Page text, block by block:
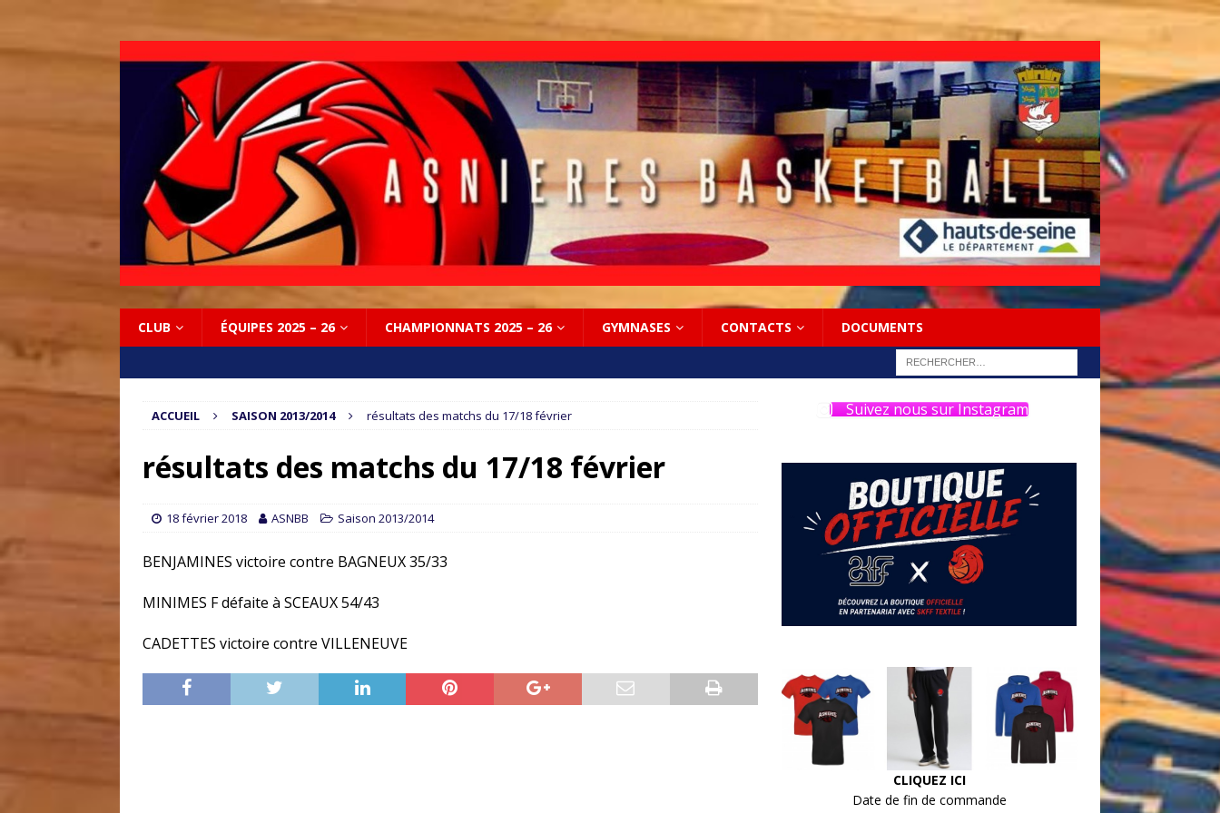
CLUB ÉQUIPES 2025 – 26 CHAMPIONNATS 2025 – 26 GYMNASES CONTACTS DOCUMENTS
ACCUEIL SAISON 2013/2014 résultats des matchs du 17/18 février
résultats des matchs du 17/18 février
18 février 2018 ASNBB Saison 2013/2014
BENJAMINES victoire contre BAGNEUX 35/33
MINIMES F défaite à SCEAUX 54/43
CADETTES victoire contre VILLENEUVE
Suivez nous sur Instagram
CLIQUEZ ICI
Date de fin de commande